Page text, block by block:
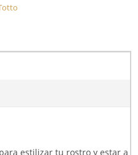
estilizar tu rostro y estar a